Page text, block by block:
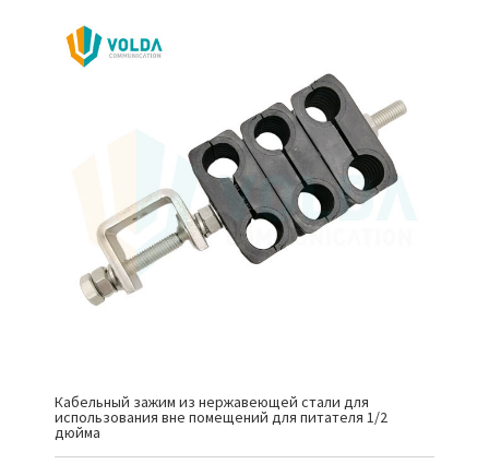
Кабельный зажим из нержавеющей стали для
использования вне помещений для питателя 1/2
дюйма